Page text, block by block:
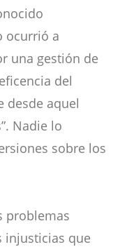
ocurrió a
una gestión de
del
desde aquel
Nadie lo
sobre los
problemas
injusticias que